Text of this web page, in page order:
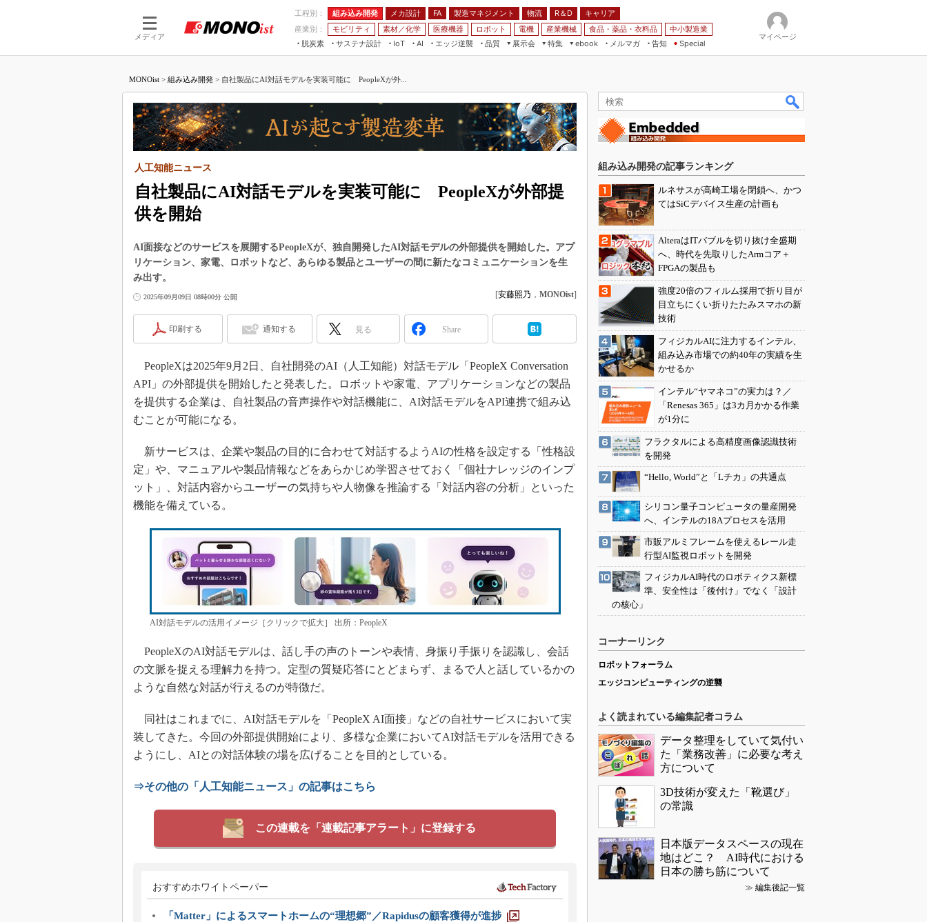
メディア
工程別： 組み込み開発 メカ設計 FA 製造マネジメント 物流 R＆D
キャリア
産業別：
モビリティ 素材／化学 医療機器 ロボット 電機 産業機械 食品・薬品・衣料品
中小製造業
脱炭素
サステナ設計
IoT
つながる工場
つながるサービス
AI
AI×設備保全
Physical AI
エッジ逆襲 品質
展示会
JIMTOF
組込み/エッジ コンピューティング
展＆IoT/5Gソリューション展
IIFES
国際ロボット展
TECHNO-FRONTIER
EdgeTech+
産業オープンネット展
特集
5G
VR／AR
フィールドサービス
組み込み画像技術
車載ソフト開発
3Dプリンタ
デジタルツインとCAE
インダストリー4.0
イノベーション
植物工場
知財マネジメント
グローバル設計・開発
制御セキュリティ
新型コロナへの対応
ebook
製造マネジメント
FA
モビリティ
メルマガ
告知 Special
マイページ
MONOist > 組み込み開発 > 自社製品にAI対話モデルを実装可能に PeopleXが外...
自社製品にAI対話モデルを実装可能に PeopleXが外部提
供を開始
人工知能ニュース
AI面接などのサービスを展開するPeopleXが、独自開発したAI対話モデルの外部提供を開始した。アプ
リケーション、家電、ロボットなど、あらゆる製品とユーザーの間に新たなコミュニケーションを生
み出す。
2025年09月09日 08時00分 公開 [安藤照乃 ， MONOist]
印刷する 通知する 見る Share
PeopleXは2025年9月2日、自社開発のAI（人工知能）対話モデル「PeopleX Conversation
API」の外部提供を開始したと発表した。ロボットや家電、アプリケーションなどの製品
を提供する企業は、自社製品の音声操作や対話機能に、AI対話モデルをAPI連携で組み込
むことが可能になる。
新サービスは、企業や製品の目的に合わせて対話するようAIの性格を設定する「性格設
定」や、マニュアルや製品情報などをあらかじめ学習させておく「個社ナレッジのインプ
ット」、対話内容からユーザーの気持ちや人物像を推論する「対話内容の分析」といった
機能を備えている。
AI対話モデルの活用イメージ［クリックで拡大］ 出所：PeopleX
PeopleXのAI対話モデルは、話し手の声のトーンや表情、身振り手振りを認識し、会話
の文脈を捉える理解力を持つ。定型の質疑応答にとどまらず、まるで人と話しているかの
ような自然な対話が行えるのが特徴だ。
同社はこれまでに、AI対話モデルを「PeopleX AI面接」などの自社サービスにおいて実
装してきた。今回の外部提供開始により、多様な企業においてAI対話モデルを活用できる
ようにし、AIとの対話体験の場を広げることを目的としている。
⇒その他の「人工知能ニュース」の記事はこちら
この連載を「連載記事アラート」に登録する
おすすめホワイトペーパー
「Matter」によるスマートホームの“理想郷”／Rapidusの顧客獲得が進捗
組み込み開発の記事ランキング
ルネサスが高崎工場を閉鎖へ、かつ
てはSiCデバイス生産の計画も
AlteraはITバブルを切り抜け全盛期
へ、時代を先取りしたArmコア＋
FPGAの製品も
強度20倍のフィルム採用で折り目が
目立ちにくい折りたたみスマホの新
技術
フィジカルAIに注力するインテル、
組み込み市場での約40年の実績を生
かせるか
インテル“ヤマネコ”の実力は？／
「Renesas 365」は3カ月かかる作業
が1分に
フラクタルによる高精度画像認識技術
を開発
“Hello, World”と「Lチカ」の共通点
シリコン量子コンピュータの量産開発
へ、インテルの18Aプロセスを活用
市販アルミフレームを使えるレール走
行型AI監視ロボットを開発
フィジカルAI時代のロボティクス新標
準、安全性は「後付け」でなく「設計
の核心」
コーナーリンク
ロボットフォーラム
エッジコンピューティングの逆襲
よく読まれている編集記者コラム
データ整理をしていて気付い
た「業務改善」に必要な考え
方について
3D技術が変えた「靴選び」
の常識
日本版データスペースの現在
地はどこ？ AI時代における
日本の勝ち筋について
≫ 編集後記一覧